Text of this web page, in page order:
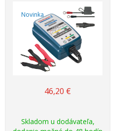
Novinka
46,20 €
Skladom u dodávateľa,